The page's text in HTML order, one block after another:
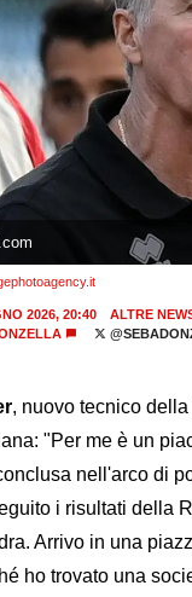
2026, 20:40
ALTRE
, nuovo tecnico della
"Per me è un
nell'arco di
i risultati della
Arrivo in una
ho trovato una